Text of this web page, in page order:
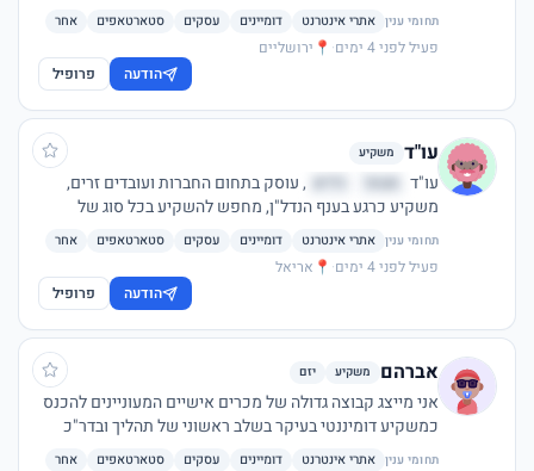
ולצמוח. מוכן להשקיע בעסק שיש לו נראות טובה, עסק
בצמיחה והשמיים הם הגבול...
תחומי ענין אתרי אינטרנט דומיינים עסקים סטארטאפים אחר
פעיל לפני 4 ימים ·
📍 ירושליים
הודעה
פרופיל
עו"ד משקיע
עו"ד חגחר רדיא , עוסק בתחום החברות ועובדים זרים,
משקיע כרגע בענף הנדל"ן, מחפש להשקיע בכל סוג של
השקעה, יתרון בהובלת תהליכים אל מול רשויות ובניית
מודלים עסקיים,
תחומי ענין אתרי אינטרנט דומיינים עסקים סטארטאפים אחר
פעיל לפני 4 ימים ·
📍 אריאל
הודעה
פרופיל
אברהם משקיע יזם
אני מייצג קבוצה גדולה של מכרים אישיים המעוניינים להכנס
כמשקיע דומיננטי בעיקר בשלב ראשוני של תהליך ובדר"כ
כלל שיש כבר דרך סלולה ולא רק רעיון תודה
תחומי ענין אתרי אינטרנט דומיינים עסקים סטארטאפים אחר